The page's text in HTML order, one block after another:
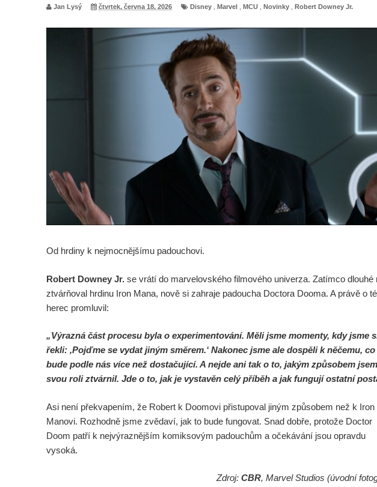
Jan Lysý čtvrtek, června 18, 2026 Disney Marvel MCU Novinky Robert Downey Jr.
Od hrdiny k nejmocnějšímu padouchovi.
Robert Downey Jr. se vrátí do marvelovského filmového univerza. Zatímco dlouhé
ztvárňoval hrdinu Iron Mana, nově si zahraje padoucha Doctora Dooma. A právě o
herec promluvil:
„Výrazná část procesu byla o experimentování. Měli jsme momenty, kdy jsme
řekli: ‚Pojďme se vydat jiným směrem.‘ Nakonec jsme ale dospěli k něčemu, co
bude podle nás více než dostačující. A nejde ani tak o to, jakým způsobem jsem
svou roli ztvárnil. Jde o to, jak je vystavěn celý příběh a jak fungují ostatní
Asi není překvapením, že Robert k Doomovi přistupoval jiným způsobem než k Iron
Manovi. Rozhodně jsme zvědaví, jak to bude fungovat. Snad dobře, protože Doctor
Doom patří k nejvýraznějším komiksovým padouchům a očekávání jsou opravdu
vysoká.
Zdroj: CBR, Marvel Studios (úvodní